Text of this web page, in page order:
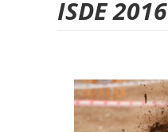
ISDE 2016